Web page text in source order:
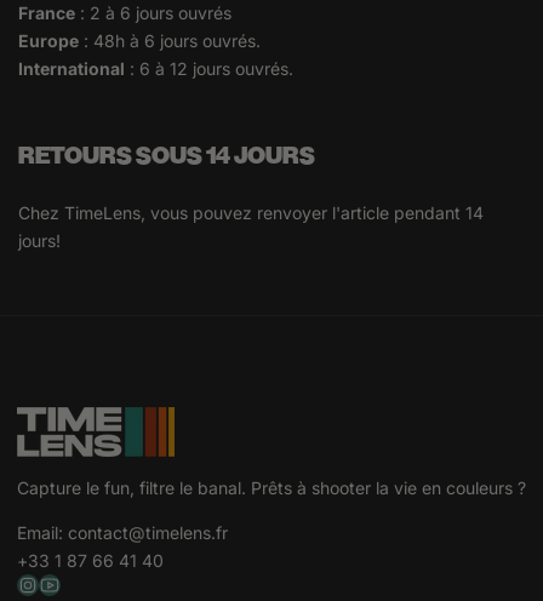
France : 2 à 6 jours ouvrés
Europe : 48h à 6 jours ouvrés.
International : 6 à 12 jours ouvrés.
RETOURS SOUS 14 JOURS
Chez TimeLens, vous pouvez renvoyer l'article pendant 14
jours!
Capture le fun, filtre le banal. Prêts à shooter la vie en couleurs ?
Email: contact@timelens.fr
+33 1 87 66 41 40